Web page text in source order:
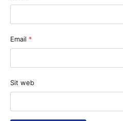
Email *
Sit web